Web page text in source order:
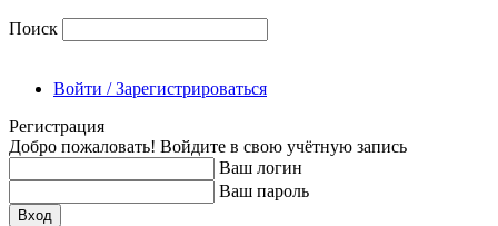
Поиск
Войти / Зарегистрироваться
Регистрация
Добро пожаловать! Войдите в свою учётную запись
Ваш логин
Ваш пароль